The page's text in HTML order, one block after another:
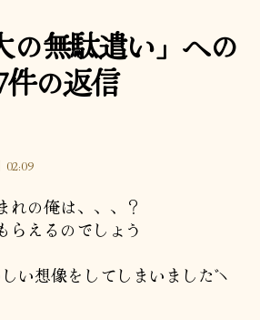
の無駄遣い」への
件の返信
02:09
れの俺は、、、？
らえるのでしょう
い想像をしてしまいましたヾ